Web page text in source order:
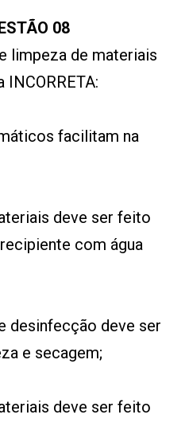
08
limpeza de materiais
facilitam na
deve ser feito
com água
desinfecção deve ser
e secagem;
deve ser feito